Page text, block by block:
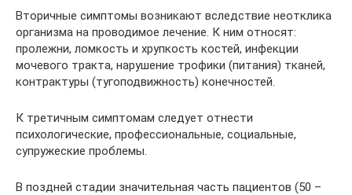
Вторичные симптомы возникают вследствие неотклика
организма на проводимое лечение. К ним относят:
пролежни, ломкость и хрупкость костей, инфекции
мочевого тракта, нарушение трофики (питания) тканей,
контрактуры (тугоподвижность) конечностей.
К третичным симптомам следует отнести
психологические, профессиональные, социальные,
супружеские проблемы.
В поздней стадии значительная часть пациентов (50 –